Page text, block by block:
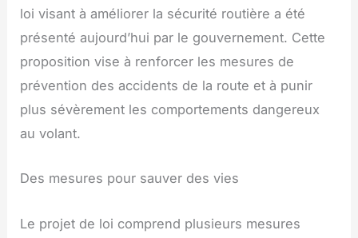
loi visant à améliorer la sécurité routière a été
présenté aujourd’hui par le gouvernement. Cette
proposition vise à renforcer les mesures de
prévention des accidents de la route et à punir
plus sévèrement les comportements dangereux
au volant.
Des mesures pour sauver des vies
Le projet de loi comprend plusieurs mesures